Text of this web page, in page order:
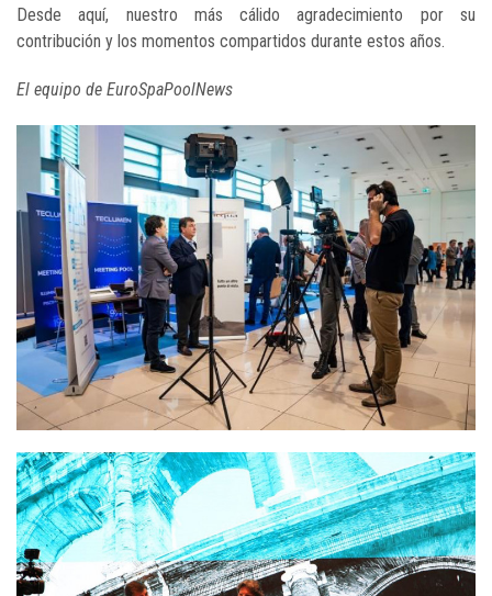
Desde aquí, nuestro más cálido agradecimiento por su
contribución y los momentos compartidos durante estos años.
El equipo de EuroSpaPoolNews